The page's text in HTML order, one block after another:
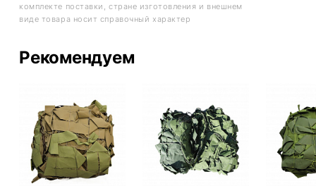
комплекте поставки, стране изготовления и внешнем
виде товара носит справочный характер
Рекомендуем